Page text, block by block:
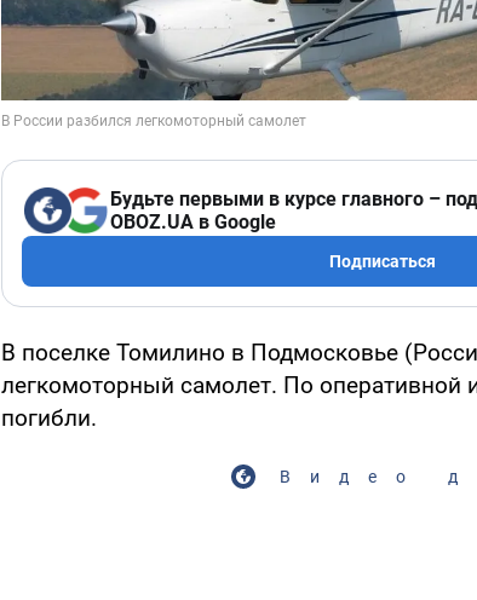
Будьте первыми в курсе главного –
OBOZ.UA в Google
Подписаться
В поселке Томилино в Подмосковье
легкомоторный самолет. По оперативной
погибли.
Видео